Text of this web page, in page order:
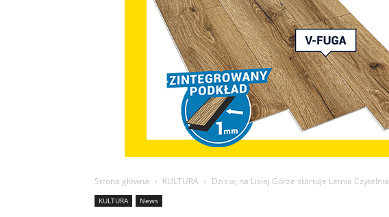
Strona główna KULTURA Dzisiaj na Lisiej Górze startuje Letnia Czytelnia
KULTURA News